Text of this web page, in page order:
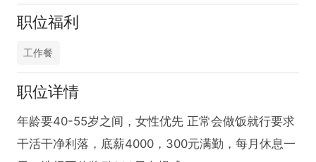
职位福利
工作餐
职位详情
年龄要40-55岁之间，女性优先 正常会做饭就行要求
干活干净利落，底薪4000，300元满勤，每月休息一